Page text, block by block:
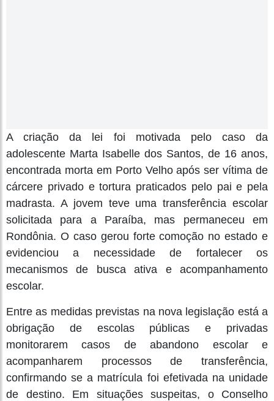
A criação da lei foi motivada pelo caso da
adolescente Marta Isabelle dos Santos, de 16 anos,
encontrada morta em Porto Velho após ser vítima de
cárcere privado e tortura praticados pelo pai e pela
madrasta. A jovem teve uma transferência escolar
solicitada para a Paraíba, mas permaneceu em
Rondônia. O caso gerou forte comoção no estado e
evidenciou a necessidade de fortalecer os
mecanismos de busca ativa e acompanhamento
escolar.
Entre as medidas previstas na nova legislação está a
obrigação de escolas públicas e privadas
monitorarem casos de abandono escolar e
acompanharem processos de transferência,
confirmando se a matrícula foi efetivada na unidade
de destino. Em situações suspeitas, o Conselho